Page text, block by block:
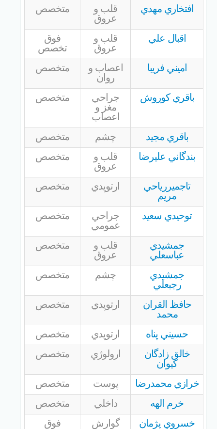
افتخاري مهدي
قلب و
عروق
متخصص
اقبال علي
قلب و
عروق
فوق
تخصص
اميني فريبا
اعصاب و
روان
متخصص
باقري كوروش
جراحي
مغز و
اعصاب
متخصص
باقري مجيد چشم
متخصص
بندگاني عليرضا
قلب و
عروق
متخصص
تاجميررياحي
مريم
ارتوپدي متخصص
توحيدي سعيد
جراحي
عمومي
متخصص
جمشيدي
عباسعلي
قلب و
عروق
متخصص
جمشيدي
رجبعلي
چشم متخصص
حافظ القران
محمد
ارتوپدي متخصص
حسيني پناه ارتوپدي
متخصص
خالق زادگان
كيوان
ارولوژي متخصص
خرازي محمدرضا پوست
متخصص
خرم الهه
داخلي
متخصص
خسروي پژمان
گوارش
فوق